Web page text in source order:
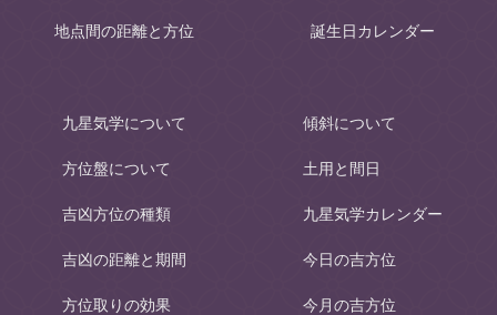
地点間の距離と方位 誕生日カレンダー
九星気学について
方位盤について
吉凶方位の種類
吉凶の距離と期間
方位取りの効果
傾斜について
土用と間日
九星気学カレンダー
今日の吉方位
今月の吉方位